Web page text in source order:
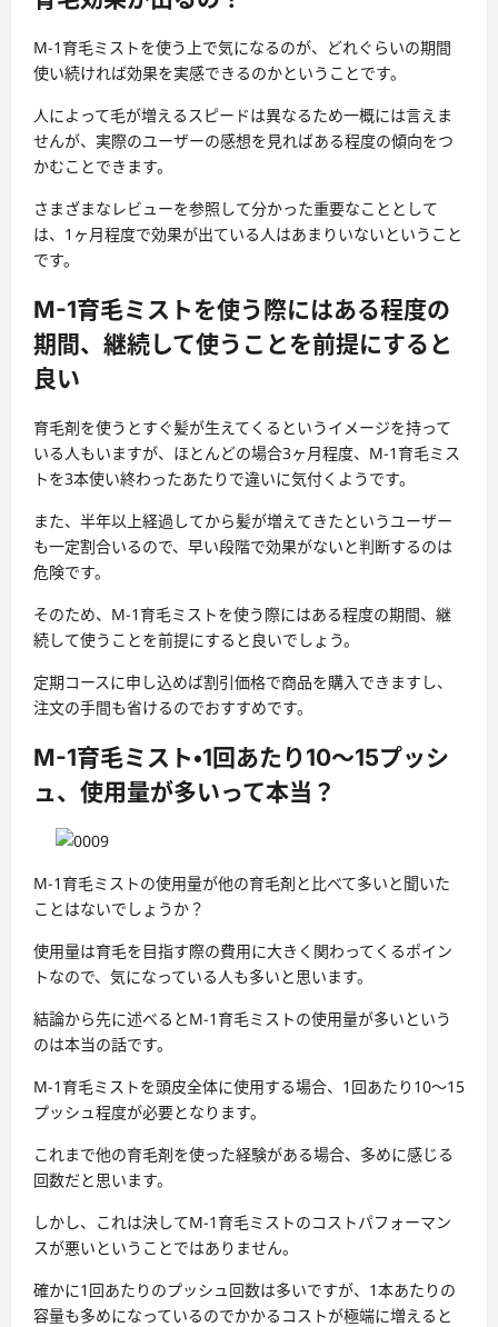
M-1育毛ミストを使う上で気になるのが、どれぐらいの期間
使い続ければ効果を実感できるのかということです。
人によって毛が増えるスピードは異なるため一概には言えま
せんが、実際のユーザーの感想を見ればある程度の傾向をつ
かむことできます。
さまざまなレビューを参照して分かった重要なこととして
は、1ヶ月程度で効果が出ている人はあまりいないということ
です。
M-1育毛ミストを使う際にはある程度の
期間、継続して使うことを前提にすると
良い
育毛剤を使うとすぐ髪が生えてくるというイメージを持って
いる人もいますが、ほとんどの場合3ヶ月程度、M-1育毛ミス
トを3本使い終わったあたりで違いに気付くようです。
また、半年以上経過してから髪が増えてきたというユーザー
も一定割合いるので、早い段階で効果がないと判断するのは
危険です。
そのため、M-1育毛ミストを使う際にはある程度の期間、継
続して使うことを前提にすると良いでしょう。
定期コースに申し込めば割引価格で商品を購入できますし、
注文の手間も省けるのでおすすめです。
M-1育毛ミスト・1回あたり10～15プッシ
ュ、使用量が多いって本当？
M-1育毛ミストの使用量が他の育毛剤と比べて多いと聞いた
ことはないでしょうか？
使用量は育毛を目指す際の費用に大きく関わってくるポイン
トなので、気になっている人も多いと思います。
結論から先に述べるとM-1育毛ミストの使用量が多いという
のは本当の話です。
M-1育毛ミストを頭皮全体に使用する場合、1回あたり10～15
プッシュ程度が必要となります。
これまで他の育毛剤を使った経験がある場合、多めに感じる
回数だと思います。
しかし、これは決してM-1育毛ミストのコストパフォーマン
スが悪いということではありません。
確かに1回あたりのプッシュ回数は多いですが、1本あたりの
容量も多めになっているのでかかるコストが極端に増えると